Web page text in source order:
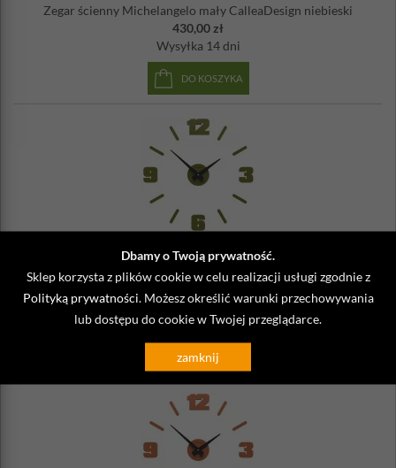
Dbamy o Twoją prywatność.
Sklep korzysta z plików cookie w celu realizacji usługi zgodnie z
Polityką prywatności . Możesz określić warunki przechowywania
lub dostępu do cookie w Twojej przeglądarce.
zamknij
Zegar ścienny Michelangelo mały CalleaDesign niebieski
430,00 zł
Wysyłka 14 dni
DO KOSZYKA
zielony
430,00 zł
Wysyłka14 dni
DO KOSZYKA